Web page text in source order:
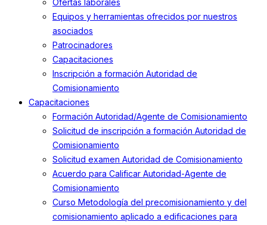
Ofertas laborales
Equipos y herramientas ofrecidos por nuestros
asociados
Patrocinadores
Capacitaciones
Inscripción a formación Autoridad de
Comisionamiento
Capacitaciones
Formación Autoridad/Agente de Comisionamiento
Solicitud de inscripción a formación Autoridad de
Comisionamiento
Solicitud examen Autoridad de Comisionamiento
Acuerdo para Calificar Autoridad-Agente de
Comisionamiento
Curso Metodología del precomisionamiento y del
comisionamiento aplicado a edificaciones para